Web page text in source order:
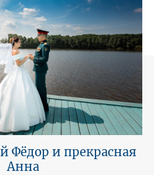
Фёдор и прекрасная
Анна